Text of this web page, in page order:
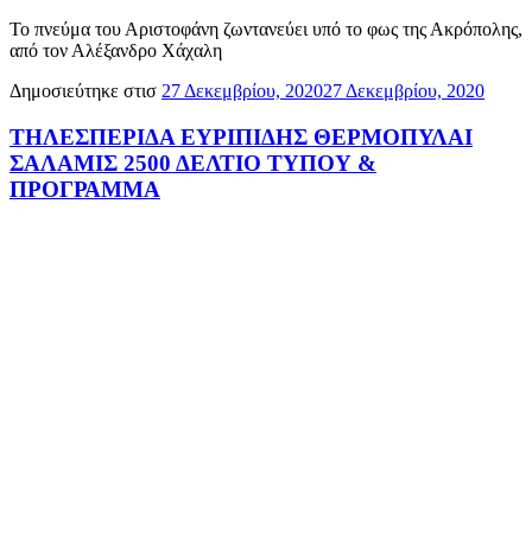
Το πνεύμα του Αριστοφάνη ζωντανεύει υπό το φως της Ακρόπολης,
από τον Αλέξανδρο Χάχαλη
Δημοσιεύτηκε στισ 27 Δεκεμβρίου, 202027 Δεκεμβρίου, 2020
ΤΗΛΕΣΠΕΡΙΔΑ ΕΥΡΙΠΙΔΗΣ ΘΕΡΜΟΠΥΛΑΙ
ΣΑΛΑΜΙΣ 2500 ΔΕΛΤΙΟ ΤΥΠΟΥ &
ΠΡΟΓΡΑΜΜΑ